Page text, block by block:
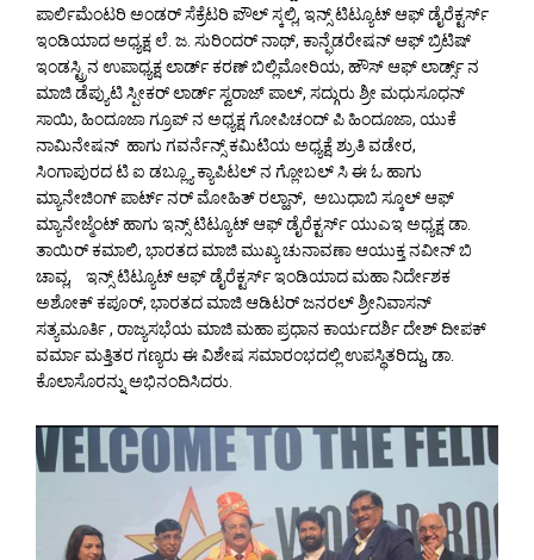
ಪಾರ್ಲಿಮೆಂಟರಿ ಅಂಡರ್ ಸೆಕ್ರೆಟರಿ ಪೌಲ್ ಸ್ಕಲ್ಲಿ, ಇನ್ಸ್ ಟಿಟ್ಯೂಟ್ ಆಫ್ ಡೈರೆಕ್ಟರ್ಸ್
ಇಂಡಿಯಾದ ಅಧ್ಯಕ್ಷ ಲೆ. ಜ. ಸುರಿಂದರ್ ನಾಥ್, ಕಾನ್ಫೆಡರೇಷನ್ ಆಫ್ ಬ್ರಿಟಿಷ್
ಇಂಡಸ್ಟ್ರಿನ ಉಪಾಧ್ಯಕ್ಷ ಲಾರ್ಡ್ ಕರಣ್ ಬಿಲ್ಲಿಮೋರಿಯ, ಹೌಸ್ ಆಫ್ ಲಾರ್ಡ್ಸ್ ನ
ಮಾಜಿ ಡೆಪ್ಯುಟಿ ಸ್ಪೀಕರ್ ಲಾರ್ಡ್ ಸ್ವರಾಜ್ ಪಾಲ್, ಸದ್ಗುರು ಶ್ರೀ ಮಧುಸೂಧನ್
ಸಾಯಿ, ಹಿಂದೂಜಾ ಗ್ರೂಪ್ ನ ಅಧ್ಯಕ್ಷ ಗೋಪಿಚಂದ್ ಪಿ ಹಿಂದೂಜಾ, ಯುಕೆ
ನಾಮಿನೇಷನ್ ಹಾಗು ಗವರ್ನೆನ್ಸ್ ಕಮಿಟಿಯ ಅಧ್ಯಕ್ಷೆ ಶ್ರುತಿ ವಡೇರ,
ಸಿಂಗಾಪುರದ ಟಿ ಐ ಡಬ್ಲ್ಯೂ ಕ್ಯಾಪಿಟಲ್ ನ ಗ್ಲೋಬಲ್ ಸಿ ಈ ಓ ಹಾಗು
ಮ್ಯಾನೇಜಿಂಗ್ ಪಾರ್ಟ್ ನರ್ ಮೋಹಿತ್ ರಲ್ಹಾನ್, ಅಬುಧಾಬಿ ಸ್ಕೂಲ್ ಆಫ್
ಮ್ಯಾನೇಜ್ಮೆಂಟ್ ಹಾಗು ಇನ್ಸ್ ಟಿಟ್ಯೂಟ್ ಆಫ್ ಡೈರೆಕ್ಟರ್ಸ್ ಯುಎಇ ಅಧ್ಯಕ್ಷ ಡಾ.
ತಾಯಿರ್ ಕಮಾಲಿ, ಭಾರತದ ಮಾಜಿ ಮುಖ್ಯ ಚುನಾವಣಾ ಆಯುಕ್ತ ನವೀನ್ ಬಿ
ಚಾವ್ಲ, ಇನ್ಸ್ ಟಿಟ್ಯೂಟ್ ಆಫ್ ಡೈರೆಕ್ಟರ್ಸ್ ಇಂಡಿಯಾದ ಮಹಾ ನಿರ್ದೇಶಕ
ಅಶೋಕ್ ಕಪೂರ್, ಭಾರತದ ಮಾಜಿ ಆಡಿಟರ್ ಜನರಲ್ ಶ್ರೀನಿವಾಸನ್
ಸತ್ಯಮೂರ್ತಿ , ರಾಜ್ಯಸಭೆಯ ಮಾಜಿ ಮಹಾ ಪ್ರಧಾನ ಕಾರ್ಯದರ್ಶಿ ದೇಶ್ ದೀಪಕ್
ವರ್ಮಾ ಮತ್ತಿತರ ಗಣ್ಯರು ಈ ವಿಶೇಷ ಸಮಾರಂಭದಲ್ಲಿ ಉಪಸ್ಥಿತರಿದ್ದು, ಡಾ.
ಕೊಲಾಸೊರನ್ನು ಅಭಿನಂದಿಸಿದರು.